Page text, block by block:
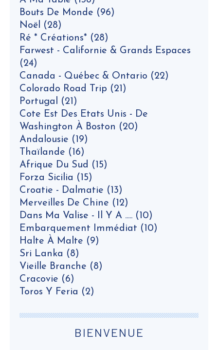
Bouts De Monde (96)
Noël (28)
Ré * Créations* (28)
Farwest - Californie & Grands Espaces
(24)
Canada - Québec & Ontario (22)
Colorado Road Trip (21)
Portugal (21)
Cote Est Des Etats Unis - De
Washington À Boston (20)
Andalousie (19)
Thaïlande (16)
Afrique Du Sud (15)
Forza Sicilia (15)
Croatie - Dalmatie (13)
Merveilles De Chine (12)
Dans Ma Valise - Il Y A ..... (10)
Embarquement Immédiat (10)
Halte À Malte (9)
Sri Lanka (8)
Vieille Branche (8)
Cracovie (6)
Toros Y Feria (2)
BIENVENUE